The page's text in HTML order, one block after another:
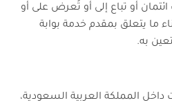
أو تباع إلى أو تُعرض على أو
ما يتعلق بمقدم خدمة بوابة
به.
داخل المملكة العربية السعودية،